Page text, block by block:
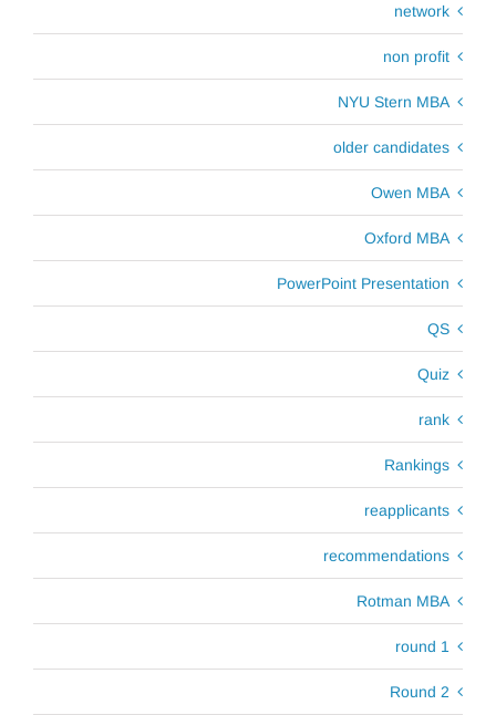
network
non profit
NYU Stern MBA
older candidates
Owen MBA
Oxford MBA
PowerPoint Presentation
QS
Quiz
rank
Rankings
reapplicants
recommendations
Rotman MBA
round 1
Round 2